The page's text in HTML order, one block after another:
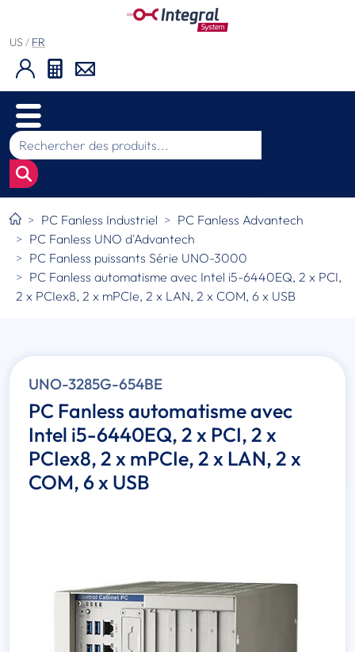
US / FR
PC Fanless Industriel
PC Fanless Advantech
PC Fanless UNO d'Advantech
PC Fanless puissants Série UNO-3000
PC Fanless automatisme avec Intel i5-6440EQ, 2 x PCI,
2 x PCIex8, 2 x mPCIe, 2 x LAN, 2 x COM, 6 x USB
UNO-3285G-654BE
PC Fanless automatisme avec
Intel i5-6440EQ, 2 x PCI, 2 x
PCIex8, 2 x mPCIe, 2 x LAN, 2 x
COM, 6 x USB